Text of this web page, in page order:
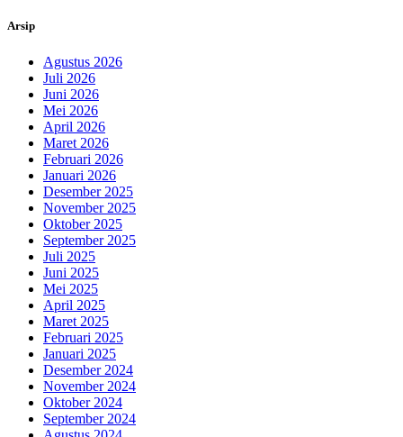
Arsip
Agustus 2026
Juli 2026
Juni 2026
Mei 2026
April 2026
Maret 2026
Februari 2026
Januari 2026
Desember 2025
November 2025
Oktober 2025
September 2025
Juli 2025
Juni 2025
Mei 2025
April 2025
Maret 2025
Februari 2025
Januari 2025
Desember 2024
November 2024
Oktober 2024
September 2024